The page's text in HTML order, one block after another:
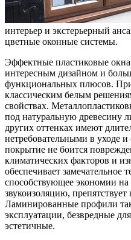
интерьер и экстерьерный
цветные оконные системы.
Эффектные пластиковые
интересным дизайном и
функциональных плюсов.
классическим белым
свойствах.
под натуральную древесину
других оттенках имеют
нетребовательными в уходе
покрытие не боится
климатических факторов и
обеспечивает замечательное
способствующее экономии на
звукоизоляцию,
Ламинированные профили
эксплуатации, безвредные
эстетичные.